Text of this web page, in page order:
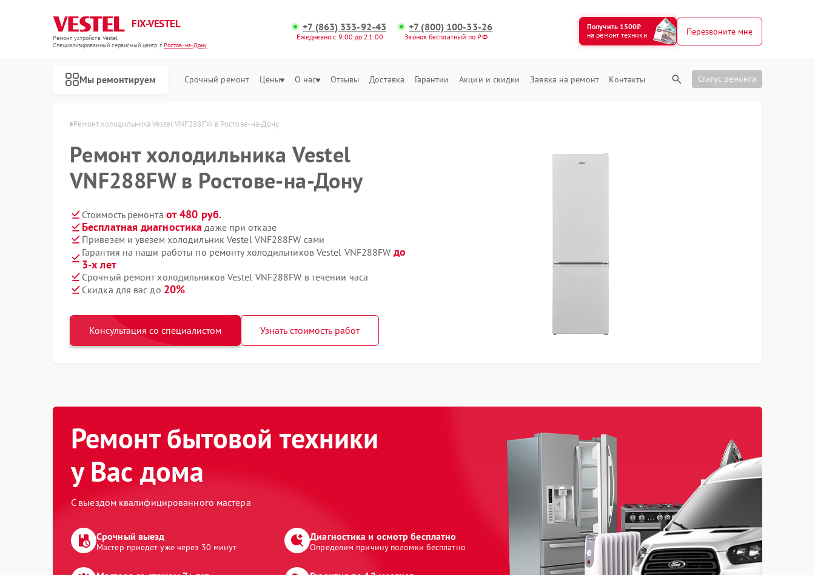
FIX-VESTEL
Ремонт устройств Vestel
Специализированный cервисный центр г.Ростов-на-Дону
+7 (863) 333-92-43
Ежедневно с 9:00 до 21:00
+7 (800) 100-33-26
Звонок бесплатный по РФ
Получить 1500₽
на ремонт техники
Перезвоните мне
Мы ремонтируем Срочный ремонт Цены О нас Отзывы Доставка Гарантии Акции и скидки Заявка на ремонт Контакты Статус ремонта
в Ростове-на-Дону Ремонт холодильника Vestel VNF288FW в Ростове-на-Дону
Ремонт холодильника Vestel
VNF288FW в Ростове-на-Дону
Стоимость ремонта от 480 руб.
Бесплатная диагностика даже при отказе
Привезем и увезем холодильник Vestel VNF288FW сами
Гарантия на наши работы по ремонту холодильников Vestel VNF288FW до
3-х лет
Срочный ремонт холодильников Vestel VNF288FW в течении часа
Скидка для вас до 20%
Консультация со специалистом Узнать стоимость работ
Ремонт бытовой техники
у Вас дома
С выездом квалифицированного мастера
Срочный выезд
Мастер приедет уже через 30 минут
Диагностика и осмотр бесплатно
Определим причину поломки бесплатно